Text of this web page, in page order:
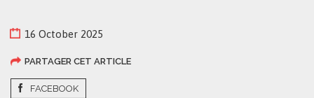
16 October 2025
PARTAGER CET ARTICLE
FACEBOOK